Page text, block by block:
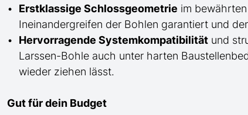
Erstklassige Schlossgeometrie im
Ineinandergreifen der Bohlen garantiert und
Hervorragende Systemkompatibilität und
Larssen-Bohle auch unter harten
wieder ziehen lässt.
Gut für dein Budget